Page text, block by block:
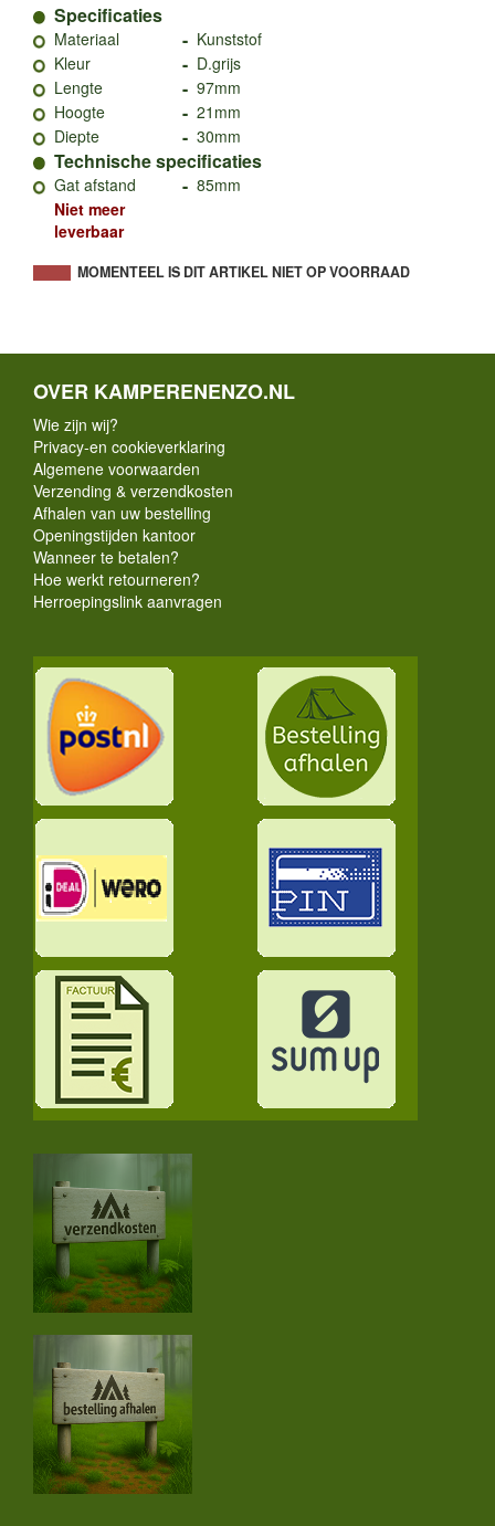
Specificaties
Materiaal - Kunststof
Kleur
- D.grijs
Lengte
- 97mm
Hoogte
- 21mm
Diepte
- 30mm
Technische specificaties
Gat afstand - 85mm
Niet meer
leverbaar
MOMENTEEL IS DIT ARTIKEL NIET OP VOORRAAD
OVER KAMPERENENZO.NL
Wie zijn wij?
Privacy-en cookieverklaring
Algemene voorwaarden
Verzending & verzendkosten
Afhalen van uw bestelling
Openingstijden kantoor
Wanneer te betalen?
Hoe werkt retourneren?
Herroepingslink aanvragen